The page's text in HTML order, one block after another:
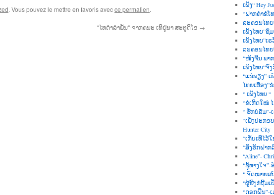
. Vous pouvez le mettre en favoris avecce permalien.
“ໄທດຳລຳພັນ“-ຈາກຄນະ ເທີຢູ່ນາ ສະຕູດີໂອ →
ເພັງ“ Hey
“ຝາກຄຳຂໍໂ
ລະຄອນໄທຍ
ເພັງໄທຍ”ຊົ
ເພັງໄທຍ”ເ
ລະຄອນໄທຍ
“ໜັງຈີນ ພາ
ເພັງໄທຍ“ຈົ່
“ແຂ່ພຽງ”-
ໄທຍເຮື່ອງ”
“ ເພັງໄທຍ “
“ຂໍເກີດໃໝ່
“ ຮັກບໍ່ລືມ”-
“ເພັງປະກ
Hunter City
“ເກັບເທີໄວ້
“ສັ່ງຮັກຝາກ
“Aline”-
“ຊູ້ທາງໃຈ”-
“ ຈົດໝາຍສ
“ຜູ້ຍີງກໍຖີ້ມເ
“ດອກຝີ່ນ”-